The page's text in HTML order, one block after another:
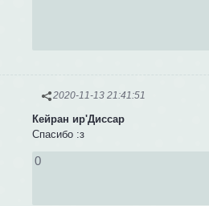
2020-11-13 21:41:51
Кейран ир'Диссар
Спасибо :з
0